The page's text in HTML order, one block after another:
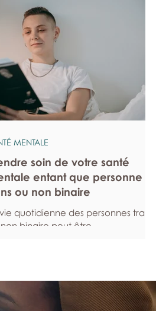
soin de votre santé
entant que personne
ou non binaire
quotidienne des personnes trans
binaire peut être
temps difficiles. Construire un
de soutien de l’affirmation du
MENTALE